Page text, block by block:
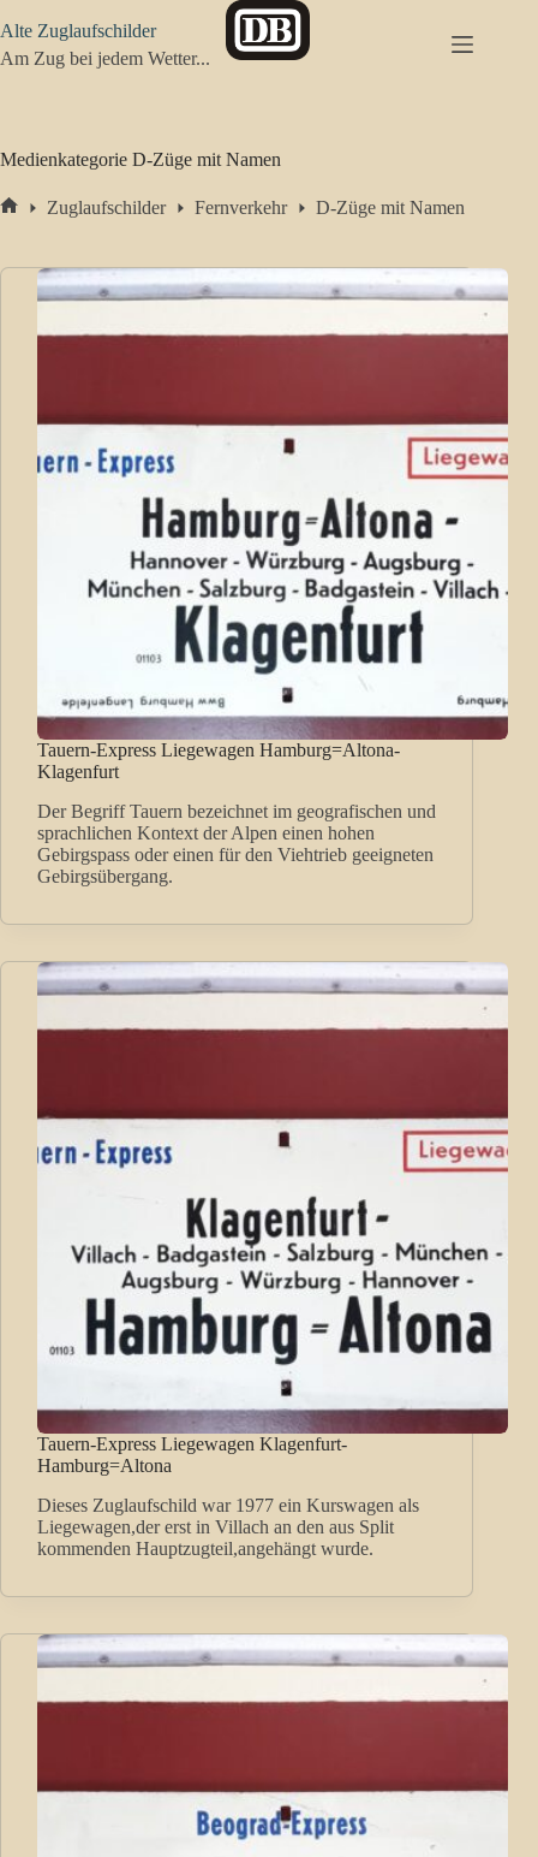
Inhalt
springen
Alte Zuglaufschilder
Am Zug bei jedem Wetter...
Medienkategorie D-Züge mit Namen
Zuglaufschilder Fernverkehr D-Züge mit Namen
Tauern-Express Liegewagen Hamburg=Altona-
Klagenfurt
Der Begriff Tauern bezeichnet im geografischen und
sprachlichen Kontext der Alpen einen hohen
Gebirgspass oder einen für den Viehtrieb geeigneten
Gebirgsübergang.
Tauern-Express Liegewagen Klagenfurt-
Hamburg=Altona
Dieses Zuglaufschild war 1977 ein Kurswagen als
Liegewagen,der erst in Villach an den aus Split
kommenden Hauptzugteil,angehängt wurde.